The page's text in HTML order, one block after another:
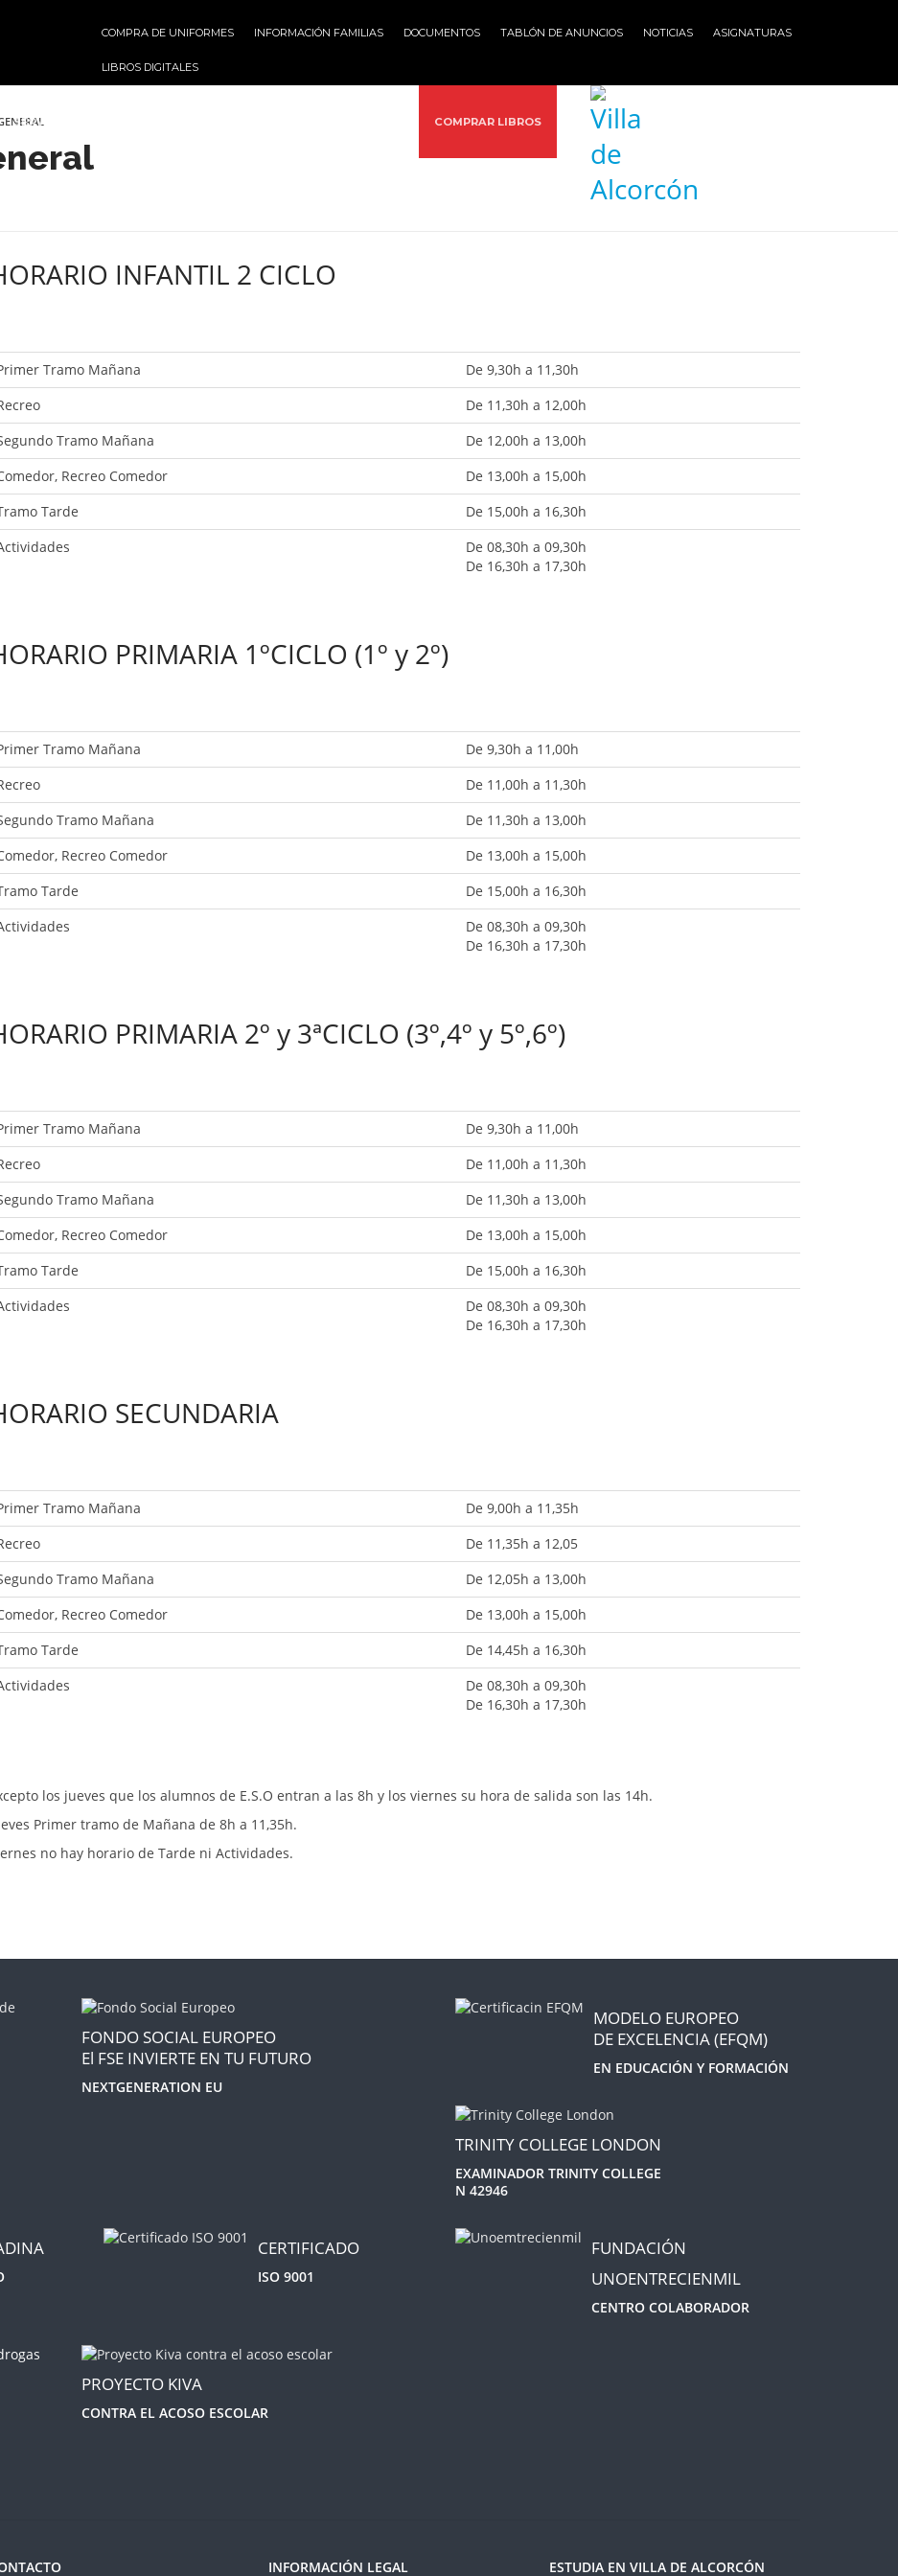
COMPRA DE UNIFORMES INFORMACIÓN FAMILIAS DOCUMENTOS TABLÓN DE ANUNCIOS NOTICIAS ASIGNATURAS
LIBROS DIGITALES
SERVICIOS COMPRAR LIBROS
INFANTIL 2 CICLO
Tramo Mañana
De 9,30h a 11,30h
De 11,30h a 12,00h
Tramo Mañana
De 12,00h a 13,00h
Recreo Comedor
De 13,00h a 15,00h
Tarde
De 15,00h a 16,30h
De 08,30h a 09,30h
De 16,30h a 17,30h
PRIMARIA 1ºCICLO (1º y 2º)
Tramo Mañana
De 9,30h a 11,00h
De 11,00h a 11,30h
Tramo Mañana
De 11,30h a 13,00h
Recreo Comedor
De 13,00h a 15,00h
Tarde
De 15,00h a 16,30h
De 08,30h a 09,30h
De 16,30h a 17,30h
PRIMARIA 2º y 3ªCICLO (3º,4º y 5º,6º)
Tramo Mañana
De 9,30h a 11,00h
De 11,00h a 11,30h
Tramo Mañana
De 11,30h a 13,00h
Recreo Comedor
De 13,00h a 15,00h
Tarde
De 15,00h a 16,30h
De 08,30h a 09,30h
De 16,30h a 17,30h
SECUNDARIA
Tramo Mañana
De 9,00h a 11,35h
De 11,35h a 12,05
Tramo Mañana
De 12,05h a 13,00h
Recreo Comedor
De 13,00h a 15,00h
Tarde
De 14,45h a 16,30h
De 08,30h a 09,30h
De 16,30h a 17,30h
los jueves que los alumnos de E.S.O entran a las 8h y los viernes su hora de salida son las 14h.
Primer tramo de Mañana de 8h a 11,35h.
no hay horario de Tarde ni Actividades.
FONDO SOCIAL EUROPEO
El FSE INVIERTE EN TU FUTURO
NEXTGENERATION EU
MODELO EUROPEO
DE EXCELENCIA (EFQM)
EN EDUCACIÓN Y FORMACIÓN
TRINITY COLLEGE LONDON
EXAMINADOR TRINITY COLLEGE
N 42946
CERTIFICADO
ISO 9001
FUNDACIÓN
UNOENTRECIENMIL
CENTRO COLABORADOR
PROYECTO KIVA
CONTRA EL ACOSO ESCOLAR
INFORMACIÓN LEGAL ESTUDIA EN VILLA DE ALCORCÓN